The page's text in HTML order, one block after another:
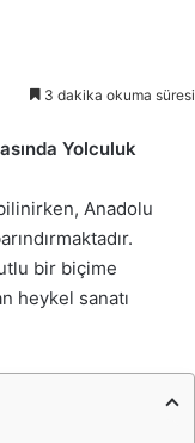
3 dakika okuma süresi
Yolculuk
Anadolu
bir biçime
heykel sanatı